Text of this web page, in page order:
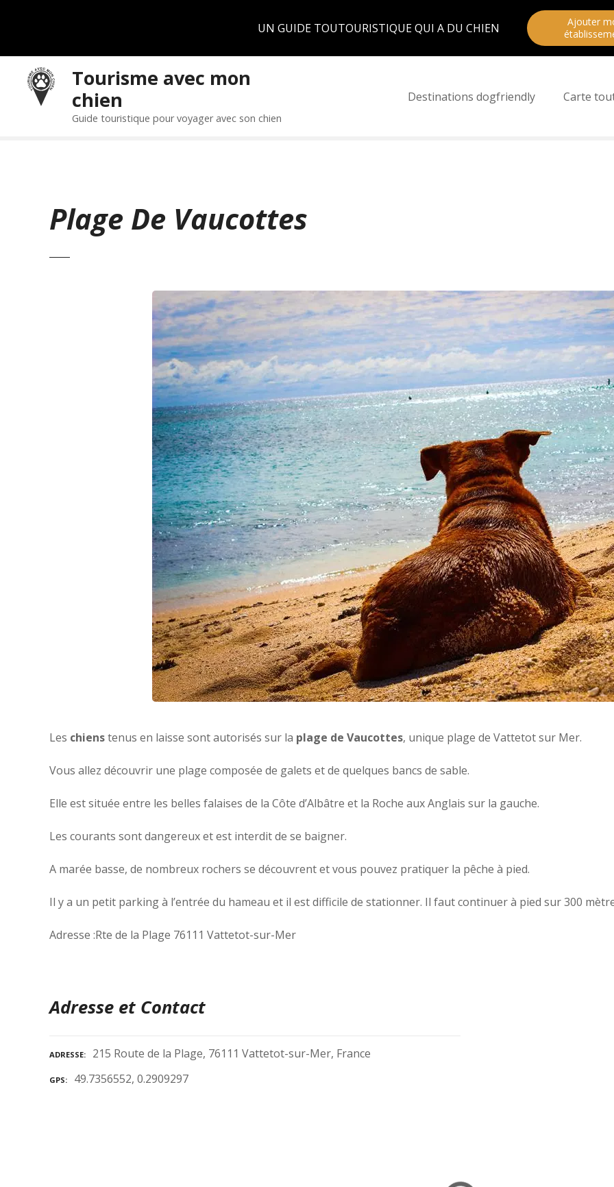
UN GUIDE TOUTOURISTIQUE QUI A DU CHIEN
Ajouter
Tourisme avec mon
chien
Guide touristique pour voyager avec son chien
Destinations dogfriendly Carte
Plage De Vaucottes
Les chienstenus en laisse sont autorisés sur la plage de Vaucottes, unique plage de Vattetot sur Mer.
Vous allez découvrir une plage composée de galets et de quelques bancs de sable.
Elle est située entre les belles falaises de la Côte d’Albâtre et la Roche aux Anglais sur la gauche.
Les courants sont dangereux et est interdit de se baigner.
A marée basse, de nombreux rochers se découvrent et vous pouvez pratiquer la pêche à pied.
Il y a un petit parking à l’entrée du hameau et il est difficile de stationner. Il faut continuer à pied sur 300
Adresse :Rte de la Plage 76111 Vattetot-sur-Mer
Adresse et Contact
ADRESSE 215 Route de la Plage, 76111 Vattetot-sur-Mer, France
GPS 49.7356552, 0.2909297